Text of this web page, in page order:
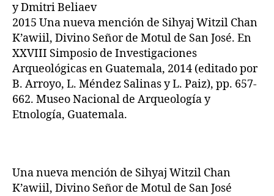
y Dmitri Beliaev
2015 Una nueva mención de Sihyaj Witzil Chan
K’awiil, Divino Señor de Motul de San José. En
XXVIII Simposio de Investigaciones
Arqueológicas en Guatemala, 2014 (editado por
B. Arroyo, L. Méndez Salinas y L. Paiz), pp. 657-
662. Museo Nacional de Arqueología y
Etnología, Guatemala.
Una nueva mención de Sihyaj Witzil Chan
K’awiil, Divino Señor de Motul de San José